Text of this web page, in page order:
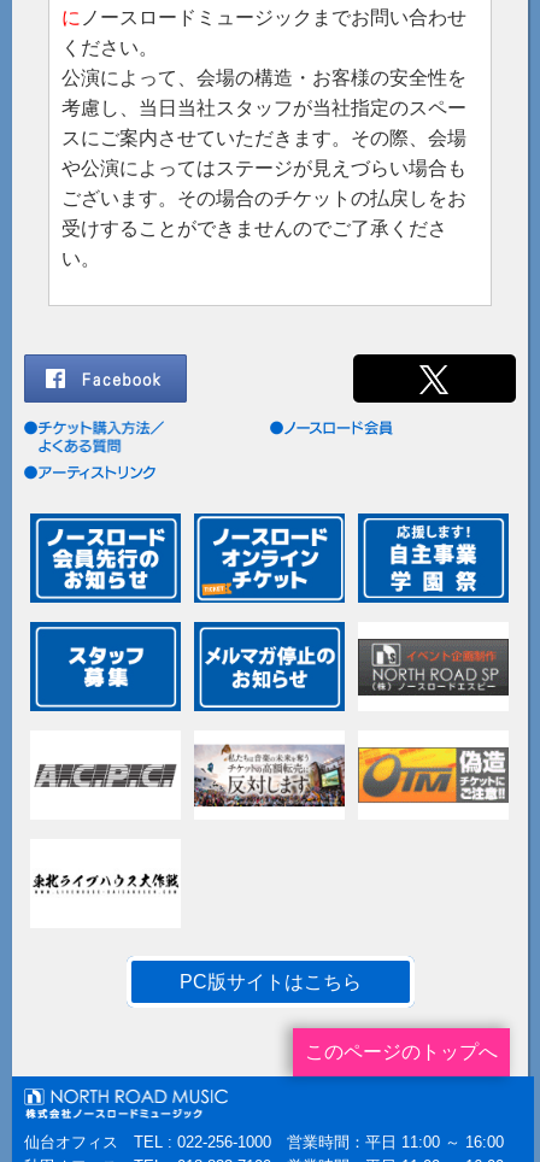
に ノースロードミュージックまでお問い合わせ
ください。
公演によって、会場の構造・お客様の安全性を
考慮し、当日当社スタッフが当社指定のスペー
スにご案内させていただきます。その際、会場
や公演によってはステージが見えづらい場合も
ございます。その場合のチケットの払戻しをお
受けすることができませんのでご了承くださ
い。
PC版サイトはこちら
このページのトップへ
仙台オフィス TEL : 022-256-1000 営業時間：平日 11:00 ～ 16:00